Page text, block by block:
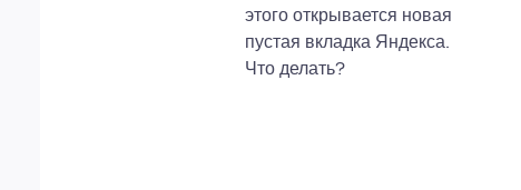
этого открывается новая
пустая вкладка Яндекса.
Что делать?